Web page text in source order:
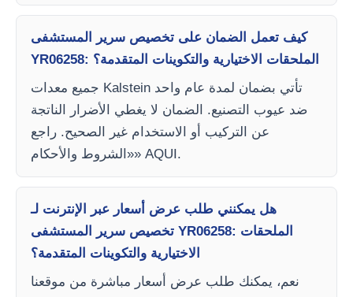
كيف تعمل الضمان على تخصيص سرير المستشفى
YR06258: الملحقات الاختيارية والتكوينات المتقدمة؟
جميع معدات Kalstein تأتي بضمان لمدة عام واحد
ضد عيوب التصنيع. الضمان لا يغطي الأضرار الناتجة
عن التركيب أو الاستخدام غير الصحيح. راجع
«الشروط والأحكام» AQUI.
هل يمكنني طلب عرض أسعار عبر الإنترنت لـ
تخصيص سرير المستشفى YR06258: الملحقات
الاختيارية والتكوينات المتقدمة؟
نعم، يمكنك طلب عرض أسعار مباشرة من موقعنا